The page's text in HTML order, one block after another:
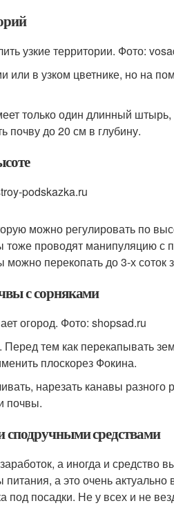
узкие территории. Фото:
или в узком цветнике, но на
только один длинный
почву до 20 см в глубину.
podskazka.ru
можно регулировать по
тоже проводят манипуляцию с
перекопать до 3-х соток
с сорняками
огород. Фото: shopsad.ru
тем как перекапывать
плоскорез Фокина.
нарезать канавы разного
почвы.
сподручными средствами
а иногда и
а это очень
под посадки. Не у всех и не